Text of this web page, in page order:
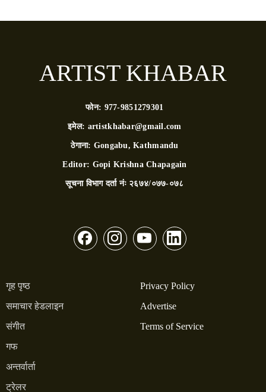
ARTIST KHABAR
फोन: 977-9851279301
इमेल: artistkhabar@gmail.com
ठेगाना: Gongabu, Kathmandu
Editor: Gopi Krishna Chapagain
सूचना विभाग दर्ता नंः २६७४/०७७-०७८
गृह पृष्ठ
समाचार हेडलाइन
संगीत
गफ
अन्तर्वार्ता
ट्रेलर
Privacy Policy
Advertise
Terms of Service